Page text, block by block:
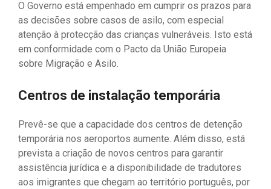
O Governo está empenhado em cumprir os prazos para
as decisões sobre casos de asilo, com especial
atenção à protecção das crianças vulneráveis. Isto está
em conformidade com o Pacto da União Europeia
sobre Migração e Asilo.
Centros de instalação temporária
Prevê-se que a capacidade dos centros de detenção
temporária nos aeroportos aumente. Além disso, está
prevista a criação de novos centros para garantir
assistência jurídica e a disponibilidade de tradutores
aos imigrantes que chegam ao território português, por